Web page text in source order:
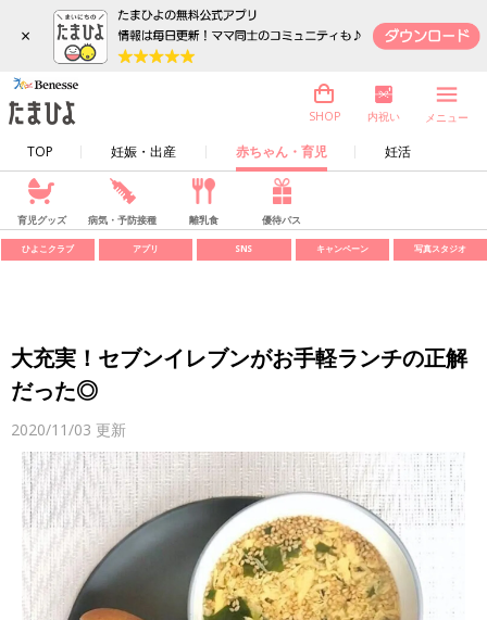
×
TOP 妊娠・出産 赤ちゃん・育児 妊活
SHOP 内祝い メニュー
育児グッズ 病気・予防接種 離乳食 優待パス
ひよこクラブ アプリ SNS キャンペーン 写真スタジオ
大充実！セブンイレブンがお手軽ランチの正解
だった◎
2020/11/03 更新